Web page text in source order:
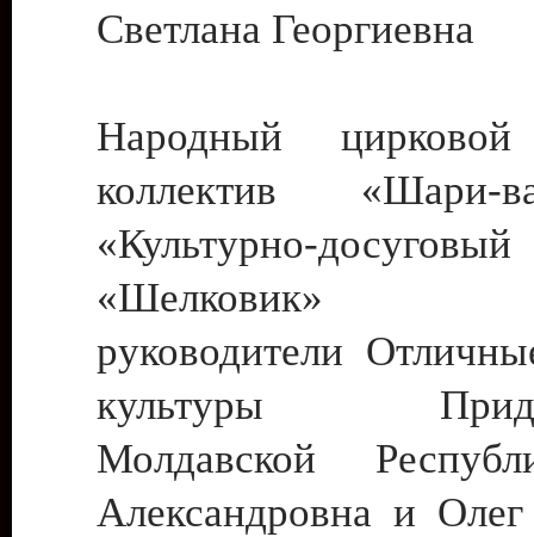
Светлана Георгиевна
Народный цирковой
коллектив
«Культурно-
«Шелковик»
руководители
культуры
Молдавской
Александровна и